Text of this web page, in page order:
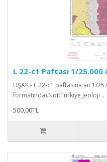
L 22-c1 Paftası 1/
UŞAK - L 22-c1 paftasına ait 1/
formatında).Not:Türkiye Jeoloji ..
500,00TL